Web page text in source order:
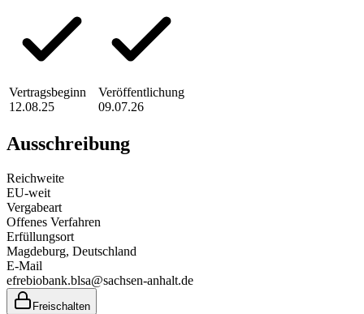
Vertragsbeginn
12.08.25
Veröffentlichung
09.07.26
Ausschreibung
Reichweite
EU-weit
Vergabeart
Offenes Verfahren
Erfüllungsort
Magdeburg, Deutschland
E-Mail
efrebiobank.blsa@sachsen-anhalt.de
Freischalten